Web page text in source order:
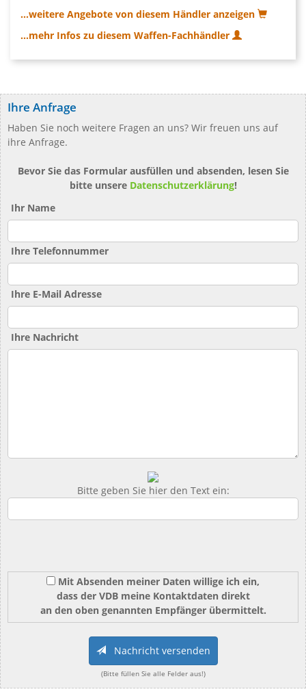
...weitere Angebote von diesem Händler anzeigen
...mehr Infos zu diesem Waffen-Fachhändler
Ihre Anfrage
Haben Sie noch weitere Fragen an uns? Wir freuen uns auf
ihre Anfrage.
Bevor Sie das Formular ausfüllen und absenden, lesen Sie
bitte unsere Datenschutzerklärung!
Ihr Name
Ihre Telefonnummer
Ihre E-Mail Adresse
Ihre Nachricht
Bitte geben Sie hier den Text ein:
Mit Absenden meiner Daten willige ich ein,
dass der VDB meine Kontaktdaten direkt
an den oben genannten Empfänger übermittelt.
Nachricht versenden
(Bitte füllen Sie alle Felder aus!)